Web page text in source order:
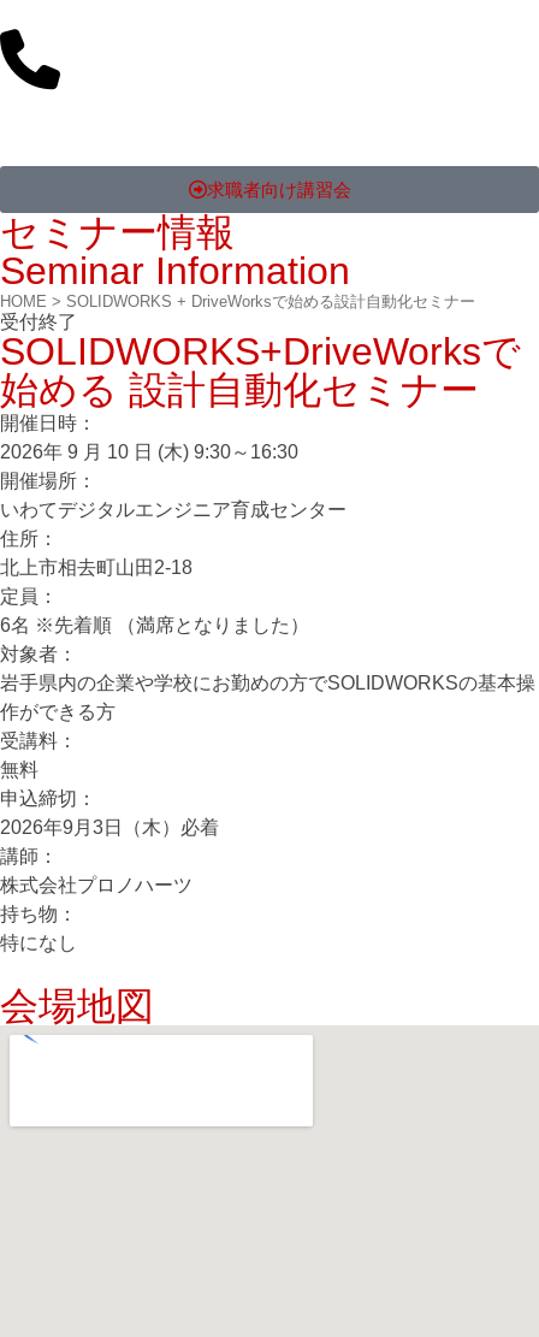
求職者向け講習会
セミナー情報
Seminar Information
HOME > SOLIDWORKS + DriveWorksで始める設計自動化セミナー
受付終了
SOLIDWORKS+DriveWorksで
始める 設計自動化セミナー
開催⽇時：
2026年 9 月 10 日 (木) 9:30～16:30
開催場所：
いわてデジタルエンジニア育成センター
住所：
北上市相去町山田2-18
定員：
6名 ※先着順 （満席となりました）
対象者：
岩手県内の企業や学校にお勤めの方でSOLIDWORKSの基本操
作ができる方
受講料：
無料
申込締切：
2026年9月3日（木）必着
講師：
株式会社プロノハーツ
持ち物：
特になし
会場地図